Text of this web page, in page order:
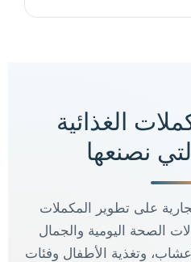
الغذائية
نصنعها
على تطوير المكملات
الصحة اليومية والجمال
وتغذية الأطفال وفئات